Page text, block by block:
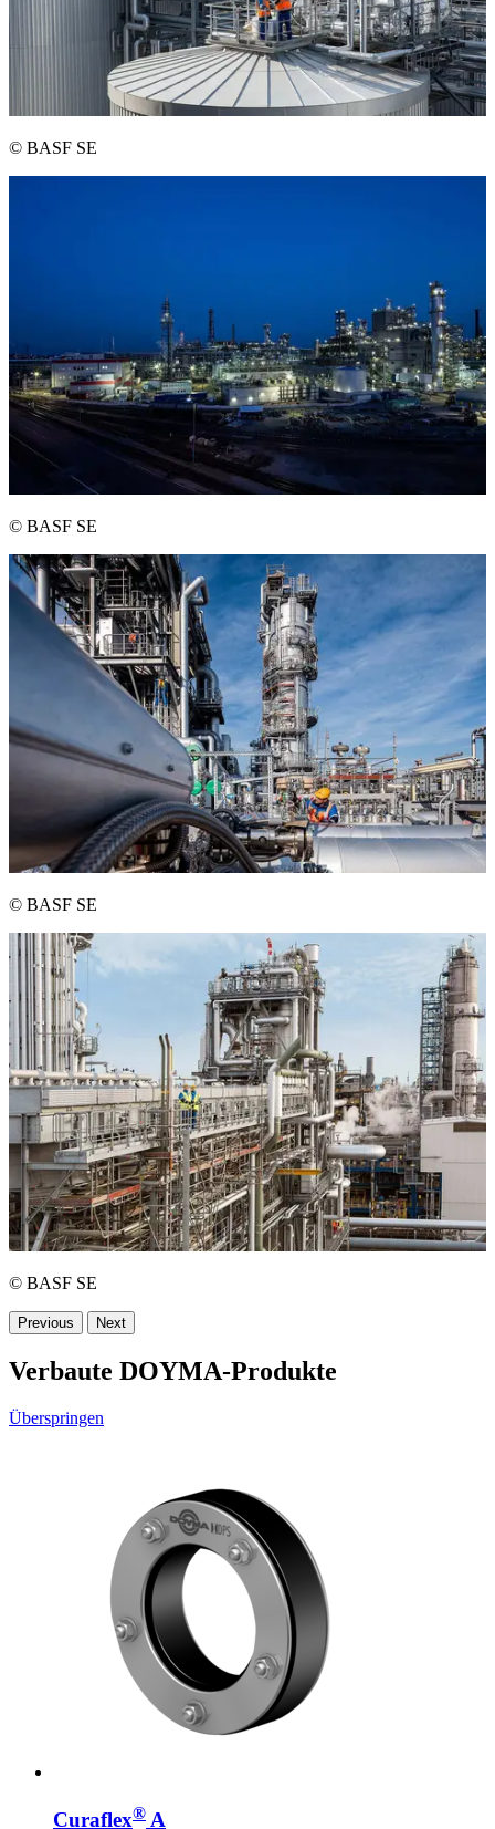
© BASF SE
© BASF SE
© BASF SE
© BASF SE
Previous Next
Verbaute DOYMA-Produkte
Überspringen
Curaflex® A